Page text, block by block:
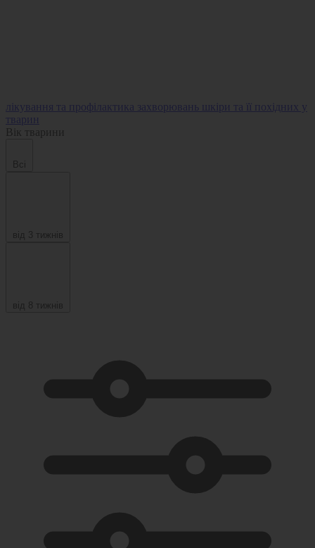
лікування та профілактика захворювань шкіри та її похідних у
тварин
Вік тварини
Всі
від 3 тижнів
від 8 тижнів